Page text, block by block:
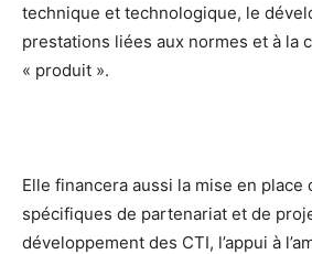
technique et technologique, le
prestations liées aux normes et à la
« produit ».
Elle financera aussi la mise en place
spécifiques de partenariat et de
développement des CTI, l’appui à